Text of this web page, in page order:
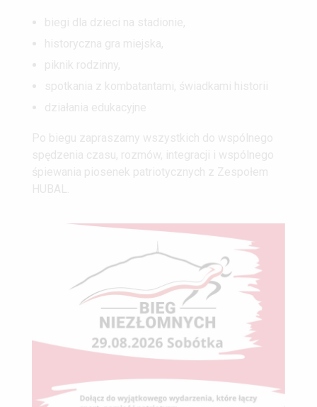
biegi dla dzieci na stadionie,
historyczna gra miejska,
piknik rodzinny,
spotkania z kombatantami, świadkami historii
działania edukacyjne
Po biegu zapraszamy wszystkich do wspólnego
spędzenia czasu, rozmów, integracji i wspólnego
śpiewania piosenek patriotycznych z Zespołem
HUBAL.